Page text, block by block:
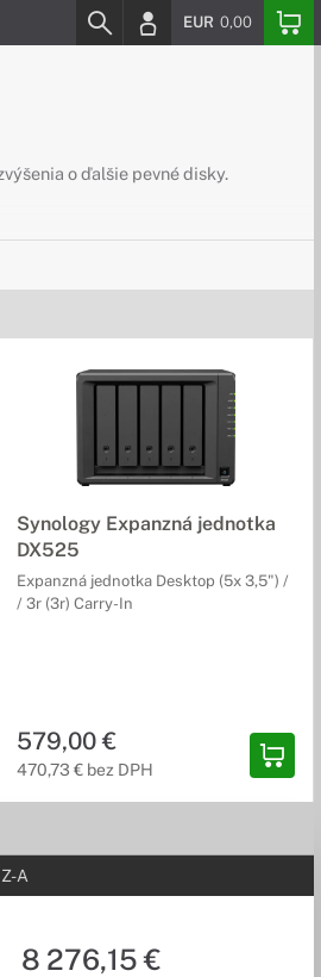
EUR 0,00
o ďalšie pevné disky.
Synology Expanzná jednotka
DX525
Expanzná jednotka Desktop (5x 3,5") /
/ 3r (3r) Carry-In
579,00 €
470,73 € bez DPH
A
8 276,15 €